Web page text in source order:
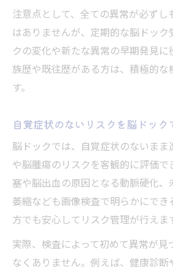
注意点として、全ての異常が必ずし
はありませんが、定期的な脳ドック
クの変化や新たな異常の早期発見に
族歴や既往歴がある方は、積極的な
す。
自覚症状のないリスクを脳ドック
脳ドックでは、自覚症状のないま
や脳腫瘍のリスクを客観的に評価で
塞や脳出血の原因となる動脈硬化
萎縮なども画像検査で明らかにで
方でも安心してリスク管理が行えま
実際、検査によって初めて異常が見
なくありません。例えば、健康診